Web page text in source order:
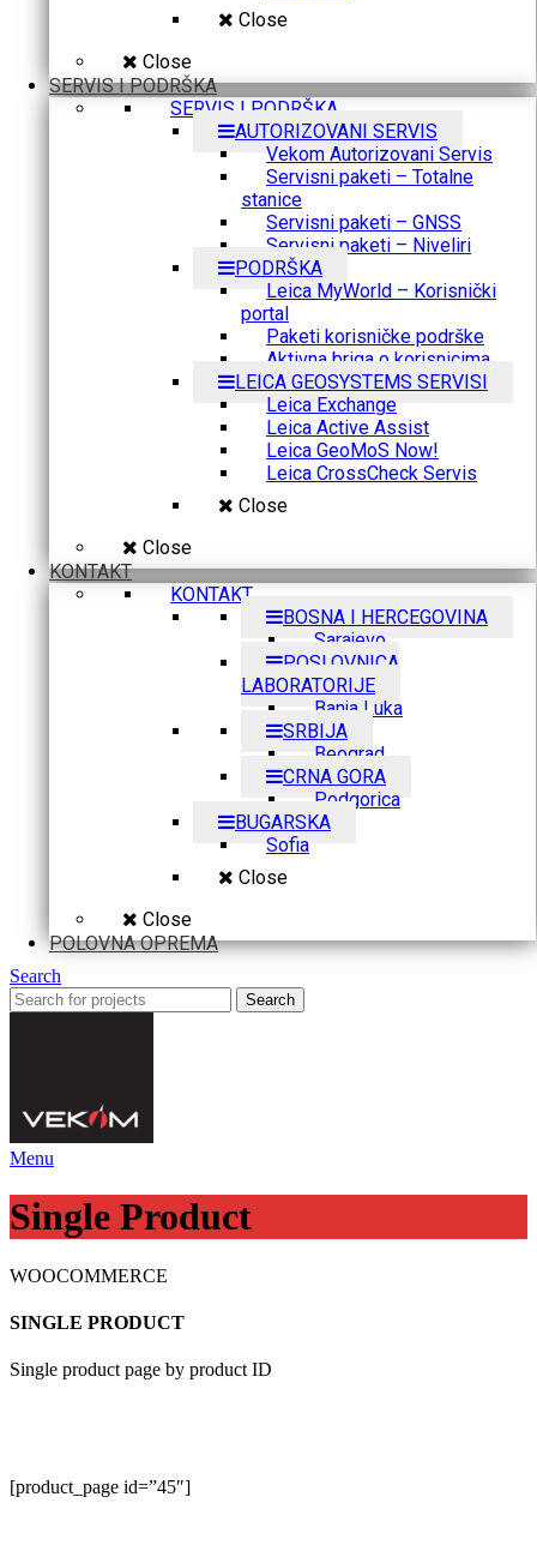
Close
Close
SERVIS I PODRŠKA
SERVIS I PODRŠKA
AUTORIZOVANI SERVIS
Vekom Autorizovani Servis
Servisni paketi – Totalne
stanice
Servisni paketi – GNSS
Servisni paketi – Niveliri
PODRŠKA
Leica MyWorld – Korisnički
portal
Paketi korisničke podrške
Aktivna briga o korisnicima
LEICA GEOSYSTEMS SERVISI
Leica Exchange
Leica Active Assist
Leica GeoMoS Now!
Leica CrossCheck Servis
Close
Close
KONTAKT
KONTAKT
BOSNA I HERCEGOVINA
Sarajevo
POSLOVNICA
LABORATORIJE
Banja Luka
SRBIJA
Beograd
CRNA GORA
Podgorica
BUGARSKA
Sofia
Close
Close
POLOVNA OPREMA
Search
Search
Menu
Single Product
WOOCOMMERCE
SINGLE PRODUCT
Single product page by product ID
[product_page id=”45″]